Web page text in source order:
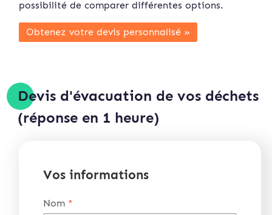
possibilité de comparer différentes options.
Obtenez votre devis personnalisé »
Devis d'évacuation de vos déchets
(réponse en 1 heure)
Vos informations
Nom *